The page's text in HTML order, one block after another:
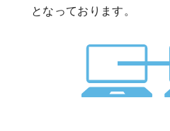
となっております。